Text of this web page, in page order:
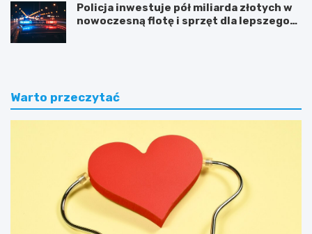
Policja inwestuje pół miliarda złotych w
nowoczesną flotę i sprzęt dla lepszego
Warto przeczytać